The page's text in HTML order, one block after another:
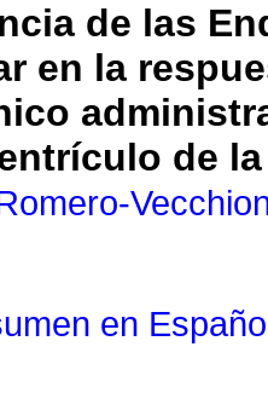
de las
en la
de
en